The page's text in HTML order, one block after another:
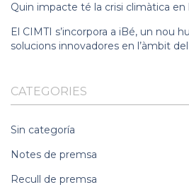
Quin impacte té la crisi climàtica en
El CIMTI s’incorpora a iBé, un nou
solucions innovadores en l’àmbit
CATEGORIES
Sin categoría
Notes de premsa
Recull de premsa